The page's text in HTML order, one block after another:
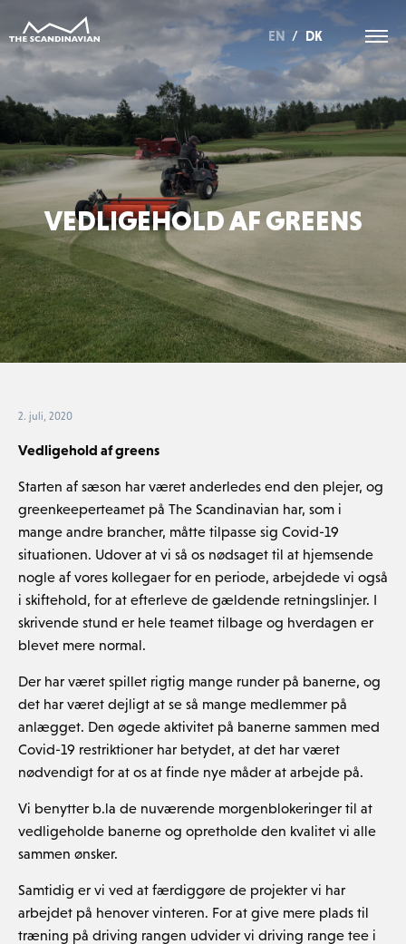
EN / DK
VEDLIGEHOLD AF GREENS
2. juli, 2020
Vedligehold af greens
Starten af sæson har været anderledes end den plejer, og
greenkeeperteamet på The Scandinavian har, som i
mange andre brancher, måtte tilpasse sig Covid-19
situationen. Udover at vi så os nødsaget til at hjemsende
nogle af vores kollegaer for en periode, arbejdede vi også
i skiftehold, for at efterleve de gældende retningslinjer. I
skrivende stund er hele teamet tilbage og hverdagen er
blevet mere normal.
Der har været spillet rigtig mange runder på banerne, og
det har været dejligt at se så mange medlemmer på
anlægget. Den øgede aktivitet på banerne sammen med
Covid-19 restriktioner har betydet, at det har været
nødvendigt for at os at finde nye måder at arbejde på.
Vi benytter b.la de nuværende morgenblokeringer til at
vedligeholde banerne og opretholde den kvalitet vi alle
sammen ønsker.
Samtidig er vi ved at færdiggøre de projekter vi har
arbejdet på henover vinteren. For at give mere plads til
træning på driving rangen udvider vi driving range tee i